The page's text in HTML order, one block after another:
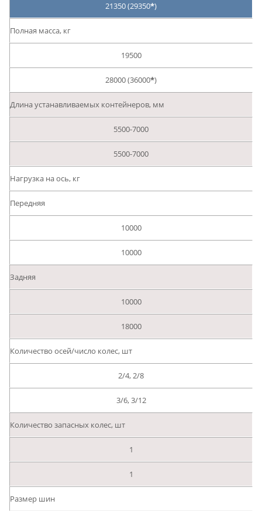
21350 (29350*)
Полная масса, кг
19500
28000 (36000*)
Длина устанавливаемых контейнеров, мм
5500-7000
5500-7000
Нагрузка на ось, кг
Передняя
10000
10000
Задняя
10000
18000
Количество осей/число колес, шт
2/4, 2/8
3/6, 3/12
Количество запасных колес, шт
1
1
Размер шин